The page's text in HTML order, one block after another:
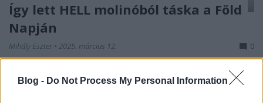
Blog - Do Not Process My Personal Information
Így lett HELL molinóból táska a Föld
Napján
Mihály Eszter • 2025. március 12. 0
A HELL ENERGY 2024 áprilisában, a Föld Napján egy
különleges varró workshopot szervezet, ahol a